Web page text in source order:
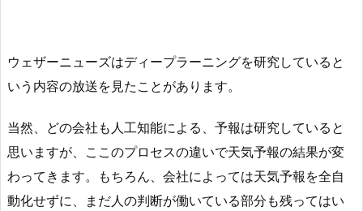
ウェザーニューズはディープラーニングを研究していると
いう内容の放送を見たことがあります。
当然、どの会社も人工知能による、予報は研究していると
思いますが、ここのプロセスの違いで天気予報の結果が変
わってきます。もちろん、会社によっては天気予報を全自
動化せずに、まだ人の判断が働いている部分も残ってはい